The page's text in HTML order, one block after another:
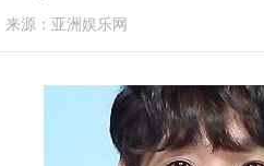
源：亚洲娱乐网